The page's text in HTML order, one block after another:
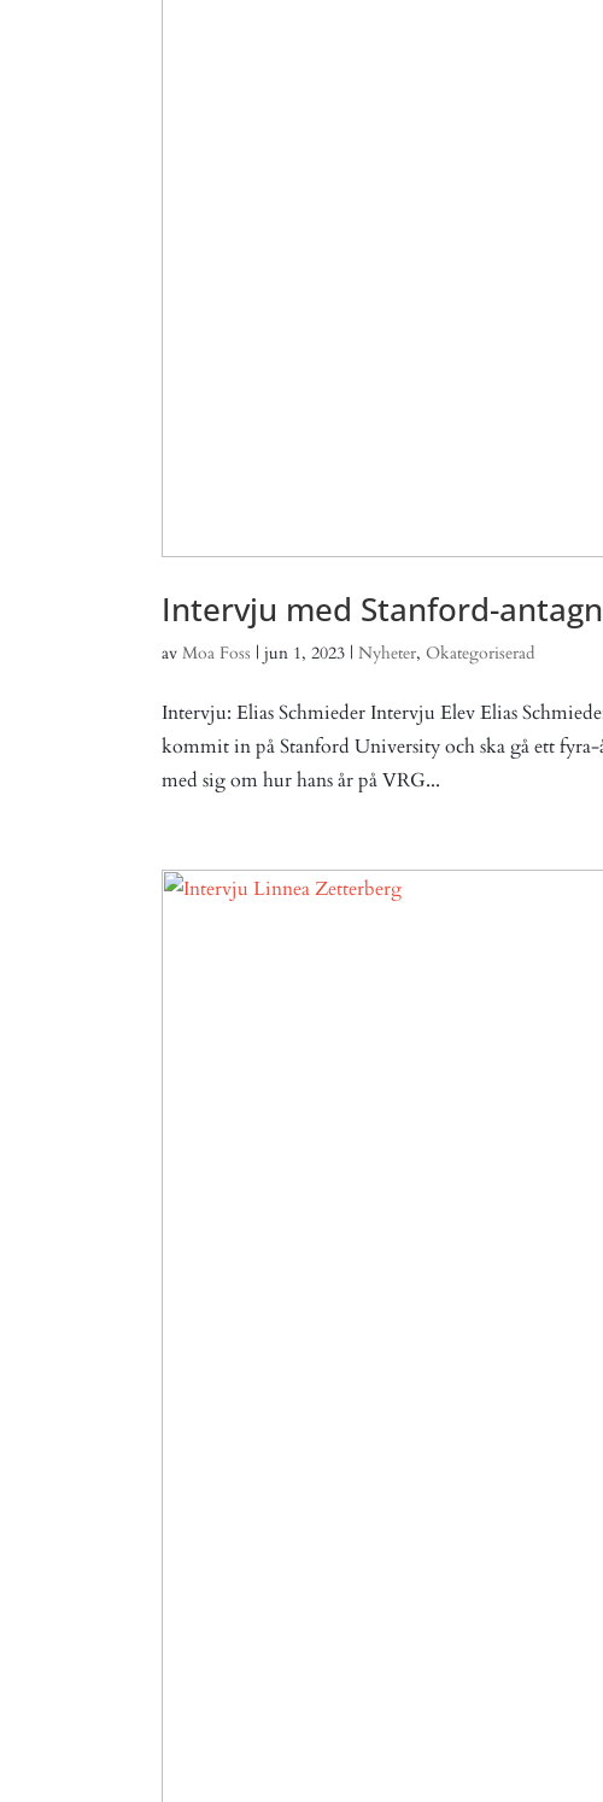
Intervju med Stanford-
avMoa Foss |jun 1, 2023 |Nyheter,Okategoriserad
Intervju: Elias Schmieder Intervju Elev Elias
kommit in på Stanford University och ska gå ett
med sig om hur hans år på VRG...